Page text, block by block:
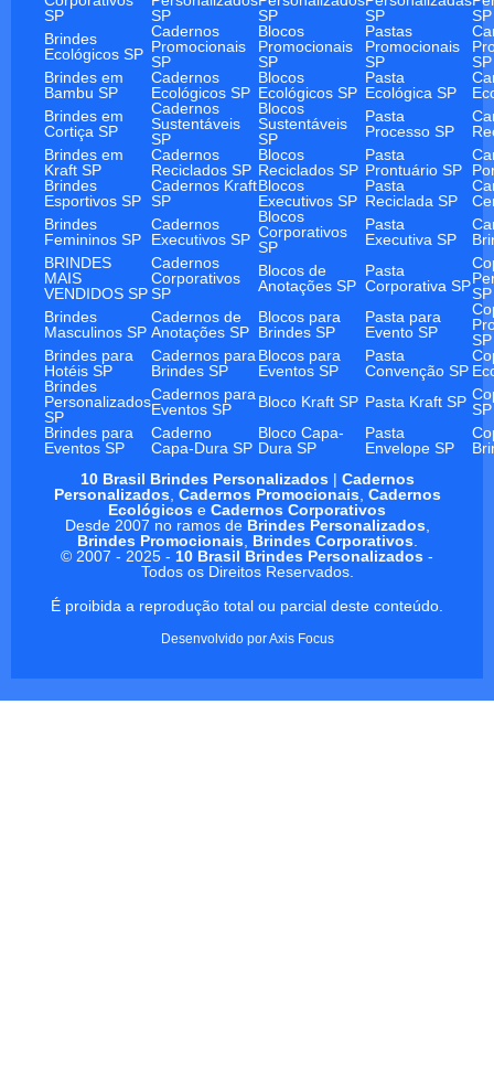
SP
SP
SP
SP
SP
Brindes
Ecológicos SP
Cadernos
Promocionais
SP
Blocos
Promocionais
SP
Pastas
Promocionais
SP
SP
Brindes em
Bambu SP
Cadernos
Ecológicos SP
Blocos
Ecológicos SP
Pasta
Ecológica SP
Brindes em
Cortiça SP
Cadernos
Sustentáveis
SP
Blocos
Sustentáveis
SP
Pasta
Processo SP
Brindes em
Kraft SP
Cadernos
Reciclados SP
Blocos
Reciclados SP
Pasta
Prontuário SP
Brindes
Esportivos SP
Cadernos Kraft
SP
Blocos
Executivos SP
Pasta
Reciclada SP
Brindes
Femininos SP
Cadernos
Executivos SP
Blocos
Corporativos
SP
Pasta
Executiva SP
BRINDES
MAIS
VENDIDOS SP
Cadernos
Corporativos
SP
Blocos de
Anotações SP
Pasta
Corporativa SPSP
Brindes
Masculinos SP
Cadernos de
Anotações SP
Blocos para
Brindes SP
Pasta para
Evento SP
SP
Brindes para
Hotéis SP
Cadernos para
Brindes SP
Blocos para
Eventos SP
Pasta
Convenção SP
Brindes
Personalizados
SP
Cadernos para
Eventos SP
Bloco Kraft SP Pasta Kraft SP SP
Brindes para
Eventos SP
Caderno
Capa-Dura SP
Bloco Capa-
Dura SP
Pasta
Envelope SP
10 Brasil Brindes Personalizados| Cadernos
Personalizados, Cadernos Promocionais, Cadernos
Ecológicos e Cadernos Corporativos
Desde 2007 no ramos de Brindes Personalizados,
Brindes Promocionais, Brindes Corporativos.
© 2007 - 2025 - 10 Brasil Brindes Personalizados -
Todos os Direitos Reservados.
É proibida a reprodução total ou parcial deste conteúdo.
Desenvolvido porAxis Focus